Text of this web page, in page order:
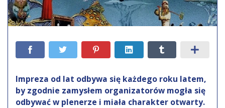
Impreza od lat odbywa się każdego roku latem,
by zgodnie zamysłem organizatorów mogła się
odbywać w plenerze i miała charakter otwarty.